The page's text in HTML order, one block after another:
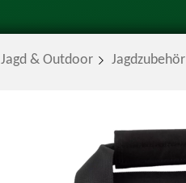
Jagd & Outdoor Jagdzubehör